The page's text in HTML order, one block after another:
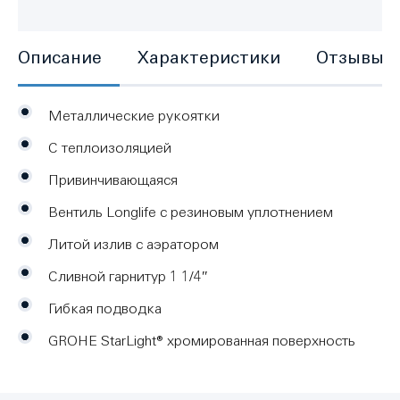
Описание
Металлические рукоятки
С теплоизоляцией
Привинчивающаяся
Вентиль Longlife с резиновым уплотнением
Литой излив с аэратором
Сливной гарнитур 1 1/4″
Гибкая подводка
GROHE StarLight® хромированная поверхность
Характеристики Отзывы